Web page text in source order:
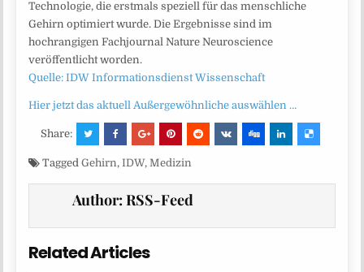
Technologie, die erstmals speziell für das menschliche
Gehirn optimiert wurde. Die Ergebnisse sind im
hochrangigen Fachjournal Nature Neuroscience
veröffentlicht worden.
Quelle: IDW Informationsdienst Wissenschaft
Hier jetzt das aktuell Außergewöhnliche auswählen …
Share:
TaggedGehirn,IDW,Medizin
Author:RSS-Feed
Related Articles